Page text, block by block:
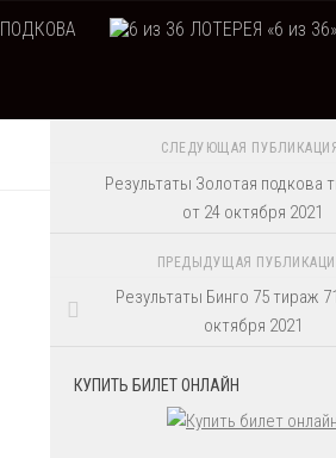
ЛОТЕРЕЯ «6 из 36»
СЛЕДУЮЩАЯ ПУБЛИКАЦИЯ
Результаты Золотая подкова
от 24 октября 2021
ПРЕДЫДУЩАЯ
Результаты Бинго 75 тираж
октября 2021
КУПИТЬ БИЛЕТ ОНЛАЙН